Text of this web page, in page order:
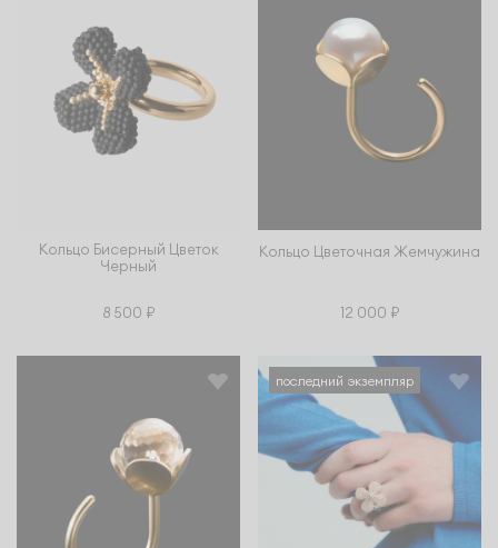
Кольцо Бисерный Цветок
Черный
8 500 ₽
Кольцо Цветочная Жемчужина
12 000 ₽
последний экземпляр